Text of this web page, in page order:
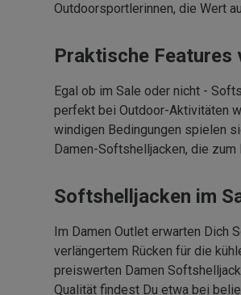
Outdoorsportlerinnen, die Wert
Praktische Features
Egal ob im Sale oder nicht -
perfekt bei Outdoor-Aktivitäten
windigen Bedingungen spielen
Damen-Softshelljacken, die
Softshelljacken im
Im Damen Outlet erwarten Dich
verlängertem Rücken für die
preiswerten Damen
Qualität findest Du etwa bei